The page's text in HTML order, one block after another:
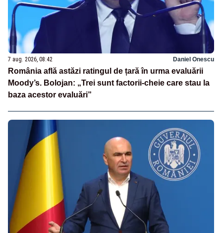
7 aug. 2026, 08:42 Daniel Onescu
România află astăzi ratingul de țară în urma evaluării
Moody’s. Bolojan: „Trei sunt factorii-cheie care stau la
baza acestor evaluări”